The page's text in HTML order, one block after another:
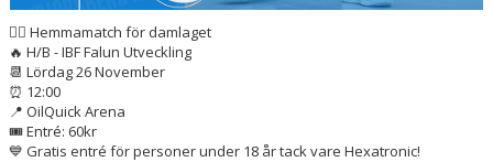
👉🏻 Hemmamatch för damlaget
🔥 H/B - IBF Falun Utveckling
📆 Lördag 26 November
⏰ 12:00
📍 OilQuick Arena
🎟 Entré: 60kr
💙 Gratis entré för personer under 18 år tack vare Hexatronic!